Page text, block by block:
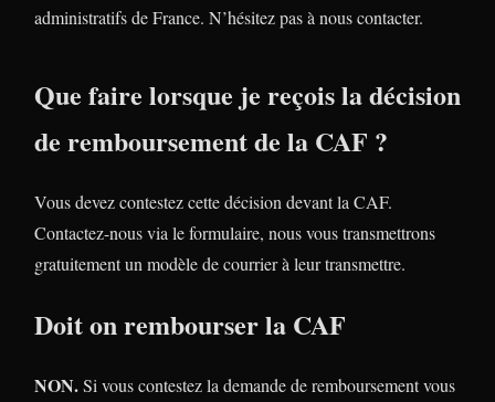
administratifs de France. N’hésitez pas à nous contacter.
Que faire lorsque je reçois la décision
de remboursement de la CAF ?
Vous devez contestez cette décision devant la CAF.
Contactez-nous via le formulaire, nous vous transmettrons
gratuitement un modèle de courrier à leur transmettre.
Doit on rembourser la CAF
NON.Si vous contestez la demande de remboursement vous